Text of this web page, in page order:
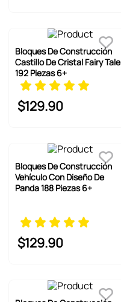
Bloques De Construcción
Castillo De Cristal Fairy Tale
192 Piezas 6+
$129.90
Bloques De Construcción
Vehículo Con Diseño De
Panda 188 Piezas 6+
$129.90